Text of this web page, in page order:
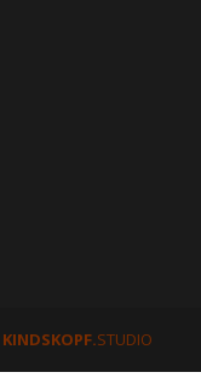
KINDSKOPF.STUDIO